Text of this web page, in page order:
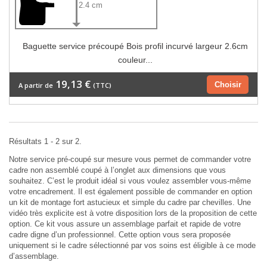
2.4 cm
Baguette service précoupé Bois profil incurvé largeur 2.6cm
couleur...
Choisir
A partir de 19,13 € (TTC)
Résultats 1 - 2 sur 2.
Notre service pré-coupé sur mesure vous permet de commander votre
cadre non assemblé coupé à l’onglet aux dimensions que vous
souhaitez. C’est le produit idéal si vous voulez assembler vous-même
votre encadrement. Il est également possible de commander en option
un kit de montage fort astucieux et simple du cadre par chevilles. Une
vidéo très explicite est à votre disposition lors de la proposition de cette
option. Ce kit vous assure un assemblage parfait et rapide de votre
cadre digne d’un professionnel. Cette option vous sera proposée
uniquement si le cadre sélectionné par vos soins est éligible à ce mode
d’assemblage.